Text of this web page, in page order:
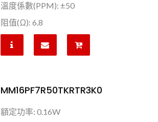
溫度係數(PPM): ±50
阻值(Ω): 6.8
MM16PF7R50TKRTR3K0
額定功率: 0.16W